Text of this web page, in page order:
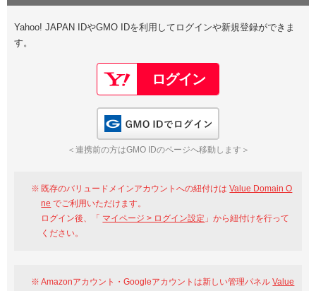
Google
GMO ID Amazon
※AmazonはValue Domain Oneのログイン画面へ遷移します
Value Domain Oneアカウント作成
以下でも登録可能
Google Yahoo!
GMO ID
Yahoo! JAPAN IDやGMO IDを利用してログインや新規登録ができま
す。
＜連携前の方はGMO IDのページへ移動します＞
既存のバリュードメインアカウントへの紐付けはValue Domain O
ne でご利用いただけます。
ログイン後、「 マイページ > ログイン設定 」から紐付けを行って
ください。
Amazonアカウント・Googleアカウントは新しい管理パネルValue